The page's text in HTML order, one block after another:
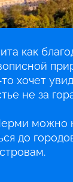
как
хочет
не за
можно
до